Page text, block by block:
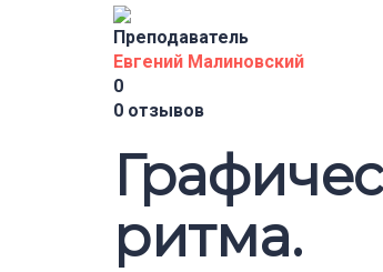
Преподаватель
Евгений Малиновский
0
0 отзывов
ритма.